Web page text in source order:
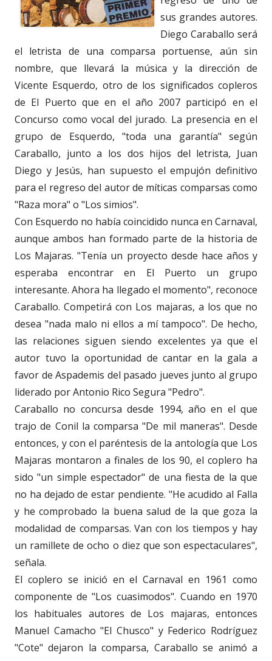
sus grandes autores.
Diego Caraballo será
el letrista de una comparsa portuense, aún sin
nombre, que llevará la música y la dirección de
Vicente Esquerdo, otro de los significados copleros
de El Puerto que en el año 2007 participó en el
Concurso como vocal del jurado. La presencia en el
grupo de Esquerdo, "toda una garantía" según
Caraballo, junto a los dos hijos del letrista, Juan
Diego y Jesús, han supuesto el empujón definitivo
para el regreso del autor de míticas comparsas como
"Raza mora" o "Los simios".
Con Esquerdo no había coincidido nunca en Carnaval,
aunque ambos han formado parte de la historia de
Los Majaras. "Tenía un proyecto desde hace años y
esperaba encontrar en El Puerto un grupo
interesante. Ahora ha llegado el momento", reconoce
Caraballo. Competirá con Los majaras, a los que no
desea "nada malo ni ellos a mí tampoco". De hecho,
las relaciones siguen siendo excelentes ya que el
autor tuvo la oportunidad de cantar en la gala a
favor de Aspademis del pasado jueves junto al grupo
liderado por Antonio Rico Segura "Pedro".
Caraballo no concursa desde 1994, año en el que
trajo de Conil la comparsa "De mil maneras". Desde
entonces, y con el paréntesis de la antología que Los
Majaras montaron a finales de los 90, el coplero ha
sido "un simple espectador" de una fiesta de la que
no ha dejado de estar pendiente. "He acudido al Falla
y he comprobado la buena salud de la que goza la
modalidad de comparsas. Van con los tiempos y hay
un ramillete de ocho o diez que son espectaculares",
señala.
El coplero se inició en el Carnaval en 1961 como
componente de "Los cuasimodos". Cuando en 1970
los habituales autores de Los majaras, entonces
Manuel Camacho "El Chusco" y Federico Rodríguez
"Cote" dejaron la comparsa, Caraballo se animó a